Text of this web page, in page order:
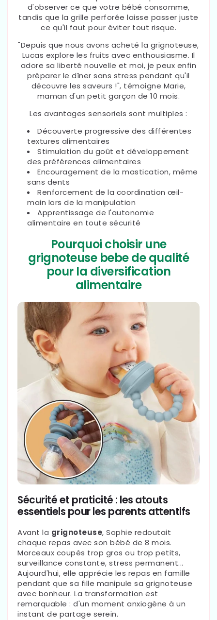
d'observer ce que votre bébé consomme,
tandis que la grille perforée laisse passer juste
ce qu'il faut pour éviter tout risque.
"Depuis que nous avons acheté la grignoteuse,
Lucas explore les fruits avec enthousiasme. Il
adore sa liberté nouvelle et moi, je peux enfin
préparer le dîner sans stress pendant qu'il
découvre les saveurs !", témoigne Marie,
maman d'un petit garçon de 10 mois.
Les avantages sensoriels sont multiples :
Découverte progressive des différentes
textures alimentaires
Stimulation du goût et développement
des préférences alimentaires
Encouragement de la mastication, même
sans dents
Renforcement de la coordination œil-
main lors de la manipulation
Apprentissage de l'autonomie
alimentaire en toute sécurité
Pourquoi choisir une
grignoteuse bebe de qualité
pour la diversification
alimentaire
Sécurité et praticité : les atouts
essentiels pour les parents attentifs
Avant la grignoteuse, Sophie redoutait
chaque repas avec son bébé de 8 mois.
Morceaux coupés trop gros ou trop petits,
surveillance constante, stress permanent...
Aujourd'hui, elle apprécie les repas en famille
pendant que sa fille manipule sa grignoteuse
avec bonheur. La transformation est
remarquable : d'un moment anxiogène à un
instant de partage serein.